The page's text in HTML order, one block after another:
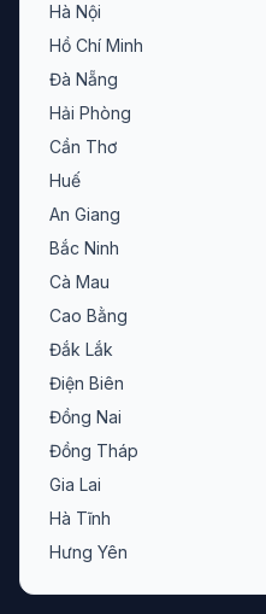
Hà Nội
Hồ Chí Minh
Đà Nẵng
Hải Phòng
Cần Thơ
Huế
An Giang
Bắc Ninh
Cà Mau
Cao Bằng
Đắk Lắk
Điện Biên
Đồng Nai
Đồng Tháp
Gia Lai
Hà Tĩnh
Hưng Yên